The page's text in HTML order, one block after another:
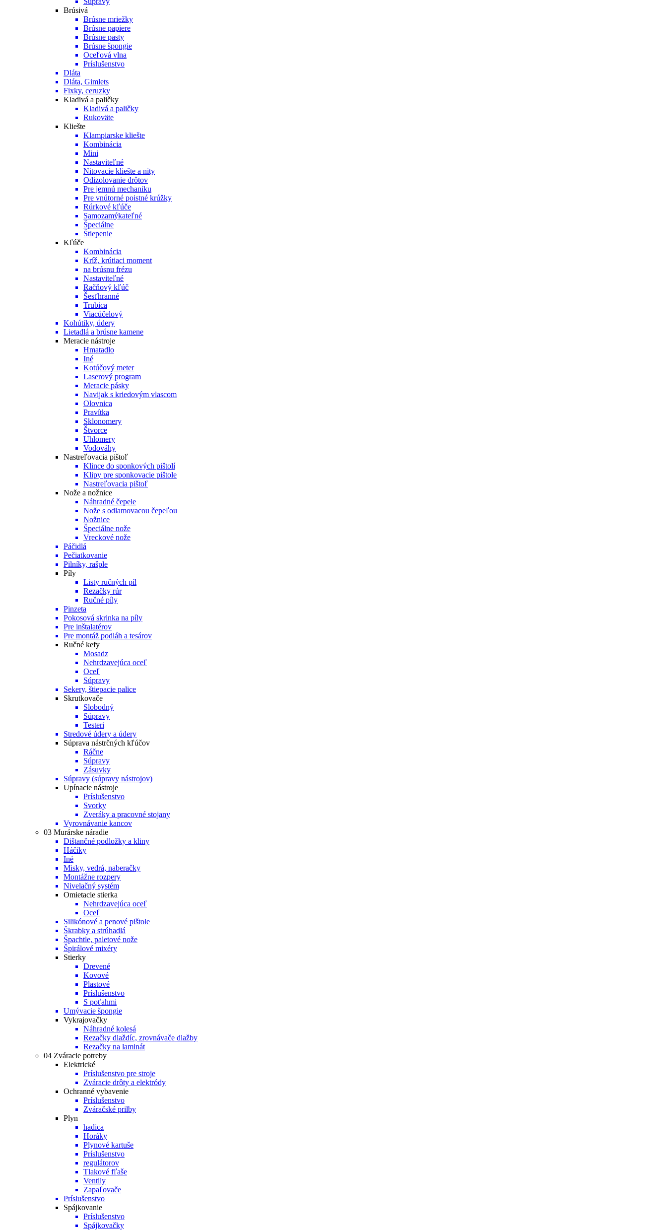
Brúsivá
Brúsne mriežky
Brúsne papiere
Brúsne pasty
Brúsne špongie
Oceľová vlna
Príslušenstvo
Dláta
Dláta, Gimlets
Fixky, ceruzky
Kladivá a paličky
Kladivá a paličky
Rukoväte
Kliešte
Klampiarske kliešte
Kombinácia
Mini
Nastaviteľné
Nitovacie kliešte a nity
Odizolovanie drôtov
Pre jemnú mechaniku
Pre vnútorné poistné krúžky
Rúrkové kľúče
Samozamýkateľné
Špeciálne
Štiepenie
Kľúče
Kombinácia
Kríž, krútiaci moment
na brúsnu frézu
Nastaviteľné
Račňový kľúč
Šesťhranné
Trubica
Viacúčelový
Kohútiky, údery
Lietadlá a brúsne kamene
Meracie nástroje
Hmatadlo
Iné
Kotúčový meter
Laserový program
Meracie pásky
Navijak s kriedovým vlascom
Olovnica
Pravítka
Sklonomery
Štvorce
Uhlomery
Vodováhy
Nastreľovacia pištoľ
Klince do sponkových pištolí
Klipy pre sponkovacie pištole
Nastreľovacia pištoľ
Nože a nožnice
Náhradné čepele
Nože s odlamovacou čepeľou
Nožnice
Špeciálne nože
Vreckové nože
Páčidlá
Pečiatkovanie
Pilníky, rašple
Píly
Listy ručných píl
Rezačky rúr
Ručné píly
Pinzeta
Pokosová skrinka na píly
Pre inštalatérov
Pre montáž podláh a tesárov
Ručné kefy
Mosadz
Nehrdzavejúca oceľ
Oceľ
Súpravy
Sekery, štiepacie palice
Skrutkovače
Slobodný
Súpravy
Testeri
Stredové údery a údery
Súprava nástrčných kľúčov
Ráčne
Súpravy
Zásuvky
Súpravy (súpravy nástrojov)
Upínacie nástroje
Príslušenstvo
Svorky
Zveráky a pracovné stojany
Vyrovnávanie kancov
03 Murárske náradie
Dištančné podložky a kliny
Háčiky
Iné
Misky, vedrá, naberačky
Montážne rozpery
Nivelačný systém
Omietacie stierka
Nehrdzavejúca oceľ
Oceľ
Silikónové a penové pištole
Škrabky a strúhadlá
Špachtle, paletové nože
Špirálové mixéry
Stierky
Drevené
Kovové
Plastové
Príslušenstvo
S poťahmi
Umývacie špongie
Vykrajovačky
Náhradné kolesá
Rezačky dlaždíc, zrovnávače dlažby
Rezačky na laminát
04 Zváracie potreby
Elektrické
Príslušenstvo pre stroje
Zváracie drôty a elektródy
Ochranné vybavenie
Príslušenstvo
Zváračské prilby
Plyn
hadica
Horáky
Plynové kartuše
Príslušenstvo
regulátorov
Tlakové fľaše
Ventily
Zapaľovače
Príslušenstvo
Spájkovanie
Príslušenstvo
Spájkovačky